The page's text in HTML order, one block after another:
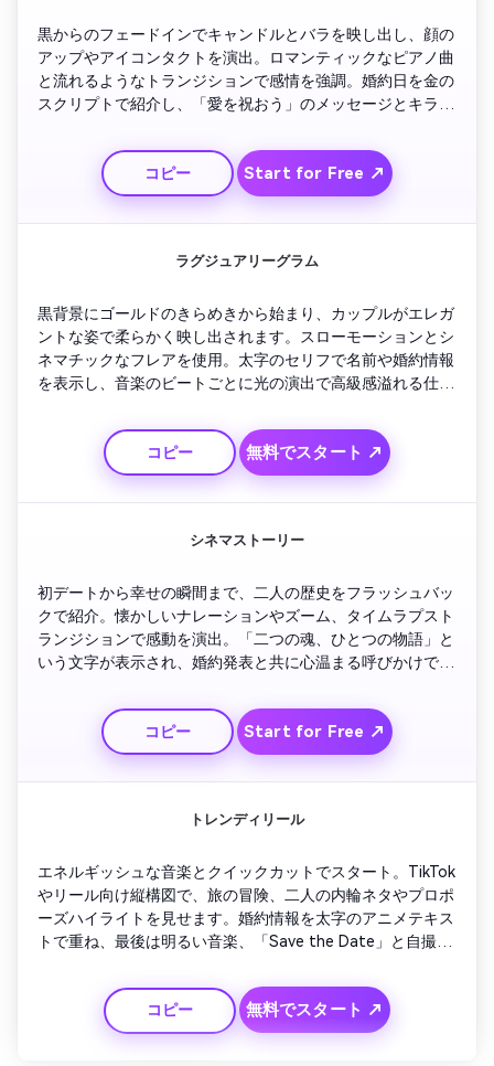
黒からのフェードインでキャンドルとバラを映し出し、顔の
アップやアイコンタクトを演出。ロマンティックなピアノ曲
と流れるようなトランジションで感情を強調。婚約日を金の
スクリプトで紹介し、「愛を祝おう」のメッセージとキラキ
コピー Start for Free ↗
ラグジュアリーグラム
黒背景にゴールドのきらめきから始まり、カップルがエレガ
ントな姿で柔らかく映し出されます。スローモーションとシ
ネマチックなフレアを使用。太字のセリフで名前や婚約情報
を表示し、音楽のビートごとに光の演出で高級感溢れる仕上
コピー 無料でスタート ↗
シネマストーリー
初デートから幸せの瞬間まで、二人の歴史をフラッシュバッ
クで紹介。懐かしいナレーションやズーム、タイムラプスト
ランジションで感動を演出。「二つの魂、ひとつの物語」と
いう文字が表示され、婚約発表と共に心温まる呼びかけで締
コピー Start for Free ↗
トレンディリール
エネルギッシュな音楽とクイックカットでスタート。TikTok
やリール向け縦構図で、旅の冒険、二人の内輪ネタやプロポ
ーズハイライトを見せます。婚約情報を太字のアニメテキス
トで重ね、最後は明るい音楽、「Save the Date」と自撮り
コピー 無料でスタート ↗